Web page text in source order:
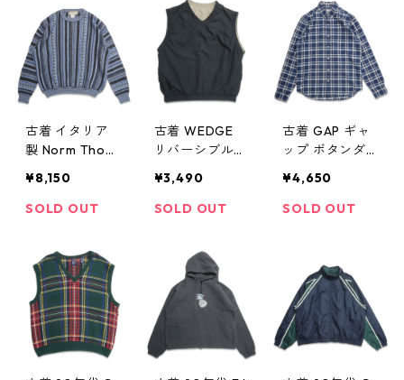
gd403883n
w41102
102
古着 イタリア
製 Norm Thom
ンプソン デザ
インニット セ
03887n w4110
¥8,150
SOLD OUT
古着 WEDGE
リバーシブル
ラック ベージ
ュ 表記：L gd
¥3,490
SOLD OUT
古着 GAP ギャ
ップ ボタンダ
袖シャツ チェ
ック 表記：M
¥4,650
SOLD OUT